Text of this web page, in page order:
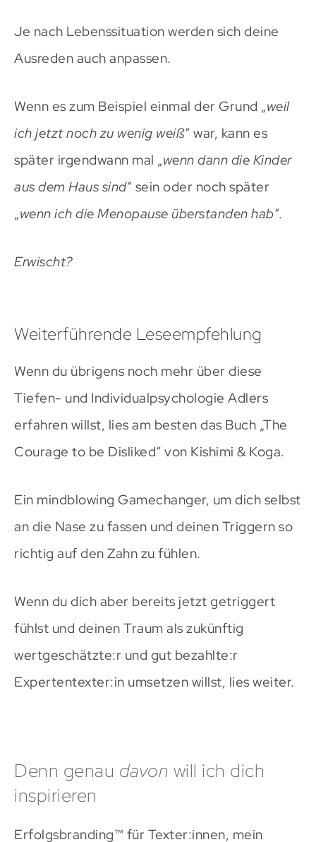
Je nach Lebenssituation werden sich deine
Ausreden auch anpassen.
Wenn es zum Beispiel einmal der Grund „weil
ich jetzt noch zu wenig weiß“ war, kann es
später irgendwann mal „wenn dann die Kinder
aus dem Haus sind“ sein oder noch später
„wenn ich die Menopause überstanden hab“.
Erwischt?
Weiterführende Leseempfehlung
Wenn du übrigens noch mehr über diese
Tiefen- und Individualpsychologie Adlers
erfahren willst, lies am besten das Buch „The
Courage to be Disliked“ von Kishimi & Koga.
Ein mindblowing Gamechanger, um dich selbst
an die Nase zu fassen und deinen Triggern so
richtig auf den Zahn zu fühlen.
Wenn du dich aber bereits jetzt getriggert
fühlst und deinen Traum als zukünftig
wertgeschätzte:r und gut bezahlte:r
Expertentexter:in umsetzen willst, lies weiter.
Denn genau davon will ich dich
inspirieren
Erfolgsbranding™️ für Texter:innen, mein